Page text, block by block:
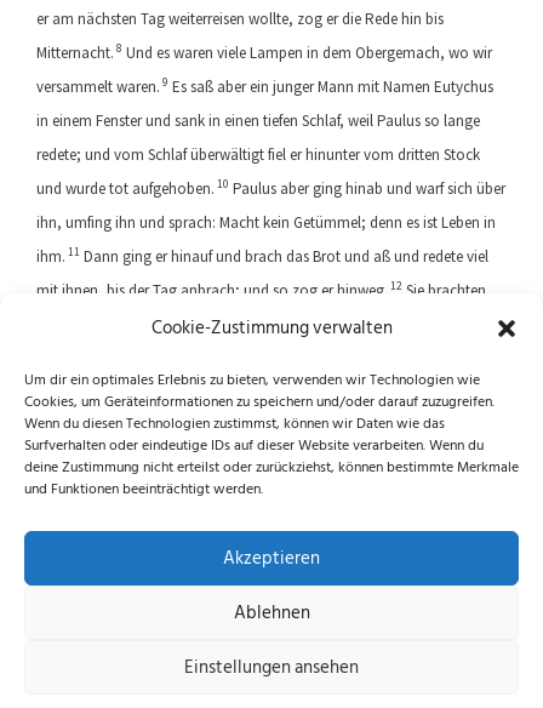
Cookie-Zustimmung verwalten
Um dir ein optimales Erlebnis zu bieten, verwenden wir Technologien wie
Cookies, um Geräteinformationen zu speichern und/oder darauf zuzugreifen.
Wenn du diesen Technologien zustimmst, können wir Daten wie das
Surfverhalten oder eindeutige IDs auf dieser Website verarbeiten. Wenn du
deine Zustimmung nicht erteilst oder zurückziehst, können bestimmte Merkmale
und Funktionen beeinträchtigt werden.
Akzeptieren
Ablehnen
Einstellungen ansehen
er am nächsten Tag weiterreisen wollte, zog er die Rede hin bis
Mitternacht. 8 Und es waren viele Lampen in dem Obergemach, wo wir
versammelt waren. 9 Es saß aber ein junger Mann mit Namen Eutychus
in einem Fenster und sank in einen tiefen Schlaf, weil Paulus so lange
redete; und vom Schlaf überwältigt fiel er hinunter vom dritten Stock
und wurde tot aufgehoben. 10 Paulus aber ging hinab und warf sich über
ihn, umfing ihn und sprach: Macht kein Getümmel; denn es ist Leben in
ihm. 11 Dann ging er hinauf und brach das Brot und aß und redete viel
mit ihnen, bis der Tag anbrach; und so zog er hinweg. 12 Sie brachten
aber den jungen Mann lebend herein und wurden nicht wenig getröstet.
Next article
Previous article
Folge uns auf Instagram und Facebook!
Datenschutzerklärung|Impressum
Richtlinie (EU)